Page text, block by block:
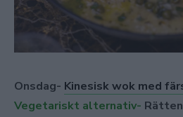
Onsdag- Kinesisk wok med
Vegetariskt alternativ-